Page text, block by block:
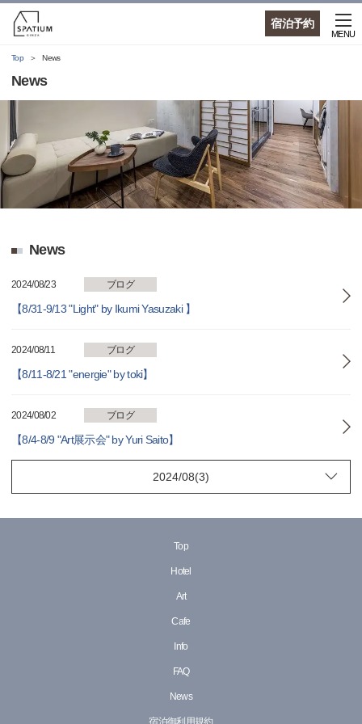
宿泊予約
MENU
Top News
News
News
2024/08/23 ブログ
【8/31-9/13 "Light" by Ikumi Yasuzaki 】
2024/08/11 ブログ
【8/11-8/21 "energie" by toki】
2024/08/02 ブログ
【8/4-8/9 "Art展示会" by Yuri Saito】
Top
Hotel
Art
Cafe
Info
FAQ
News